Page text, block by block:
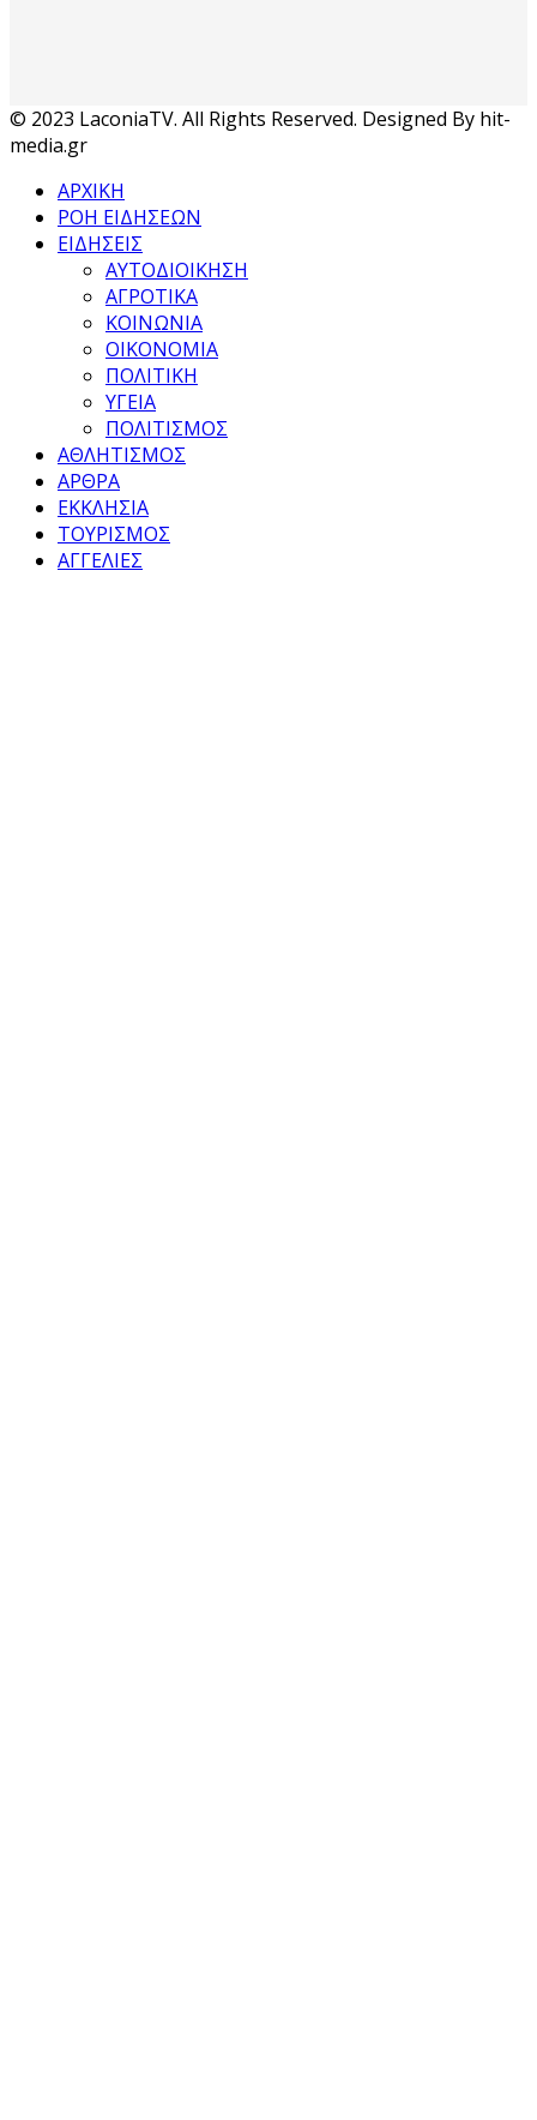
© 2023 LaconiaTV. All Rights Reserved. Designed By hit-
media.gr
ΑΡΧΙΚΗ
ΡΟΗ ΕΙΔΗΣΕΩΝ
ΕΙΔΗΣΕΙΣ
ΑΥΤΟΔΙΟΙΚΗΣΗ
ΑΓΡΟΤΙΚΑ
ΚΟΙΝΩΝΙΑ
ΟΙΚΟΝΟΜΙΑ
ΠΟΛΙΤΙΚΗ
ΥΓΕΙΑ
ΠΟΛΙΤΙΣΜΟΣ
ΑΘΛΗΤΙΣΜΟΣ
ΑΡΘΡΑ
ΕΚΚΛΗΣΙΑ
ΤΟΥΡΙΣΜΟΣ
ΑΓΓΕΛΙΕΣ